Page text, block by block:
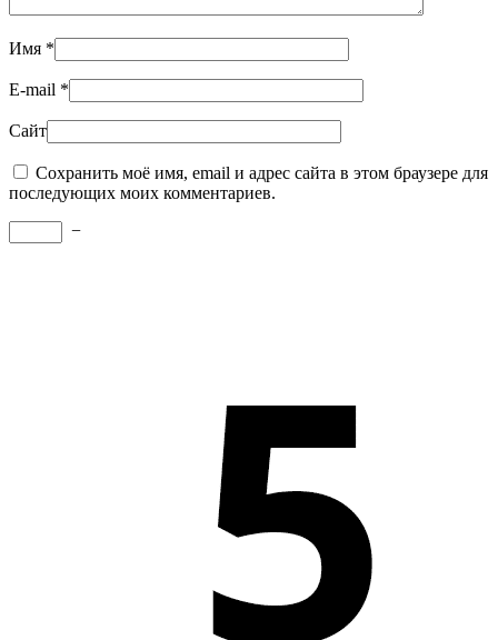
Имя *
E-mail *
Сайт
Сохранить моё имя, email и адрес сайта в этом браузере для
последующих моих комментариев.
−